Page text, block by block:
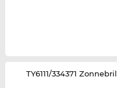
‌TY6111/334371 Zonnebril